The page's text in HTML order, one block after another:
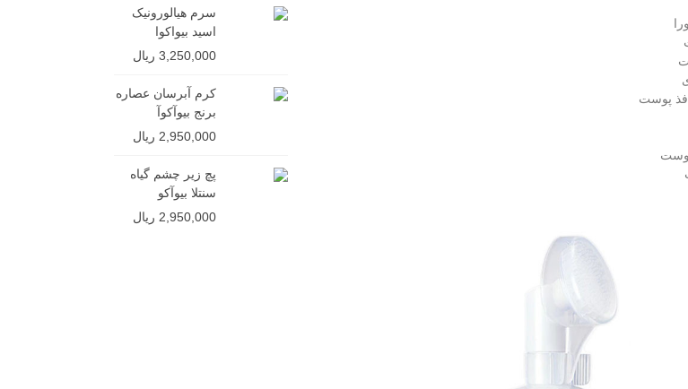
پوست
سرم هیالورونیک
اسید بیواکوا
3,250,000 ریال
کرم آبرسان عصاره
برنج بیوآکوآ
2,950,000 ریال
پچ زیر چشم گیاه
سنتلا بیوآکو
2,950,000 ریال